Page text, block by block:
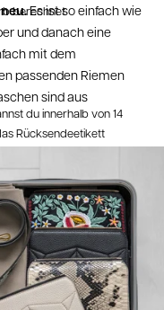
berechnet
du innerhalb von 14
Rücksendeetikett
Retourelabel in deinem
Es ist so einfach wie
und danach eine
mit dem
passenden Riemen
sind aus